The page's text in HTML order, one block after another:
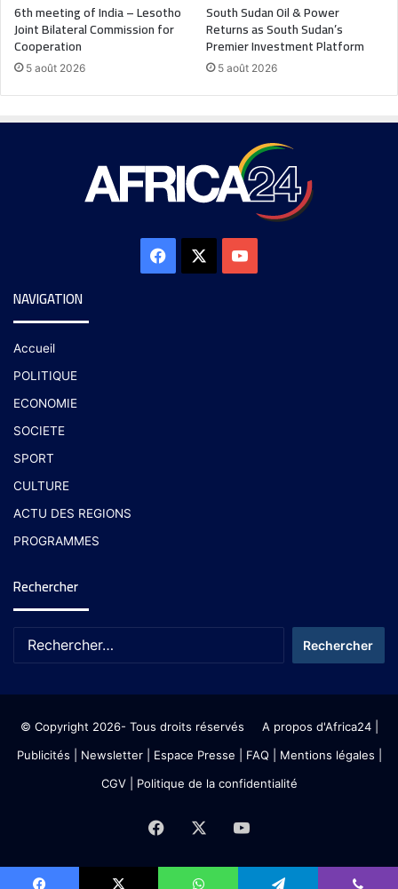
6th meeting of India – Lesotho
Joint Bilateral Commission for
Cooperation
5 août 2026
South Sudan Oil & Power
Returns as South Sudan’s
Premier Investment Platform
5 août 2026
NAVIGATION
Accueil
POLITIQUE
ECONOMIE
SOCIETE
SPORT
CULTURE
ACTU DES REGIONS
PROGRAMMES
Rechercher
© Copyright 2026- Tous droits réservés A propos d'Africa24|
Publicités
Newsletter| Espace Presse | FAQ | Mentions légales
CGV| Politique de la confidentialité